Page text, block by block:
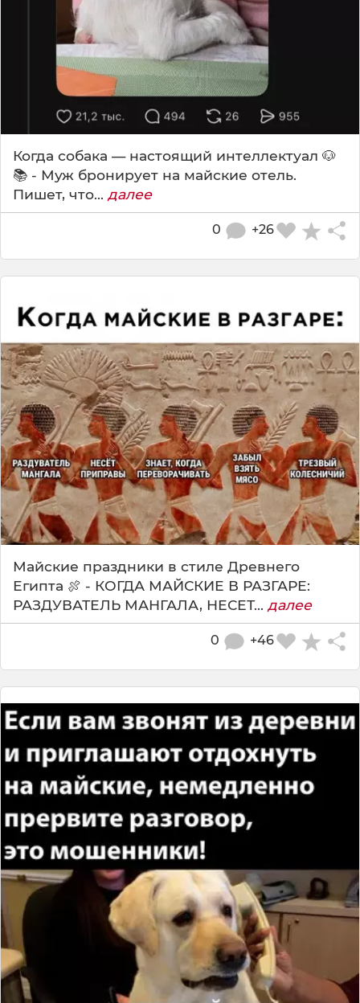
Когда собака — настоящий интеллектуал 🐶
📚 - Муж бронирует на майские отель.
Пишет, что... далее
+26
0
Майские праздники в стиле Древнего
Египта 🍖 - КОГДА МАЙСКИЕ В РАЗГАРЕ:
РАЗДУВАТЕЛЬ МАНГАЛА, НЕСЕТ... далее
+46
0